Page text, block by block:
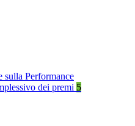
sulla Performance
dei premi 5